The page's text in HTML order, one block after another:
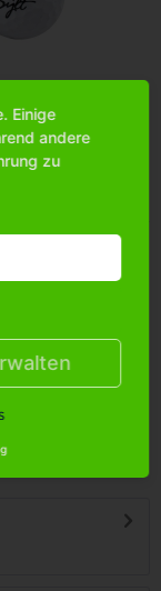
über das
Einige
andere
zu